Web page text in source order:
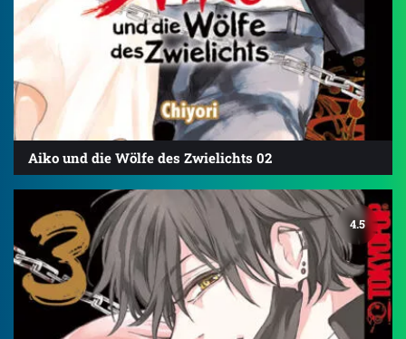
Aiko und die Wölfe des Zwielichts 02
4.5